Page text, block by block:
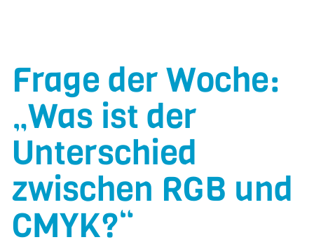
Frage der Woche:
„Was ist der
Unterschied
zwischen RGB und
CMYK?“